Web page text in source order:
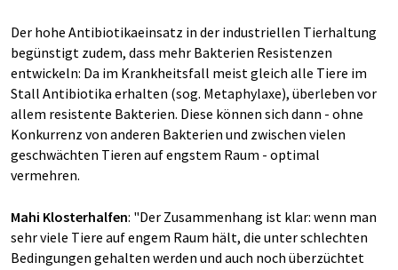
Der hohe Antibiotikaeinsatz in der industriellen Tierhaltung
begünstigt zudem, dass mehr Bakterien Resistenzen
entwickeln: Da im Krankheitsfall meist gleich alle Tiere im
Stall Antibiotika erhalten (sog. Metaphylaxe), überleben vor
allem resistente Bakterien. Diese können sich dann - ohne
Konkurrenz von anderen Bakterien und zwischen vielen
geschwächten Tieren auf engstem Raum - optimal
vermehren.
Mahi Klosterhalfen: "Der Zusammenhang ist klar: wenn man
sehr viele Tiere auf engem Raum hält, die unter schlechten
Bedingungen gehalten werden und auch noch überzüchtet